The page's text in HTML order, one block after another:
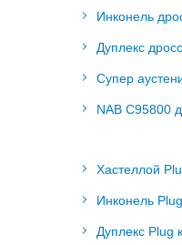
Инконель
Дуплекс
Супер
NAB C95800
Хастеллой
Инконель
Дуплекс Plug